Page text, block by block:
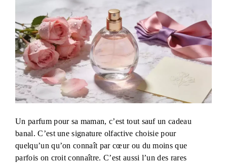
Un parfum pour sa maman, c’est tout sauf un cadeau
banal. C’est une signature olfactive choisie pour
quelqu’un qu’on connaît par cœur ou du moins que
parfois on croit connaître. C’est aussi l’un des rares